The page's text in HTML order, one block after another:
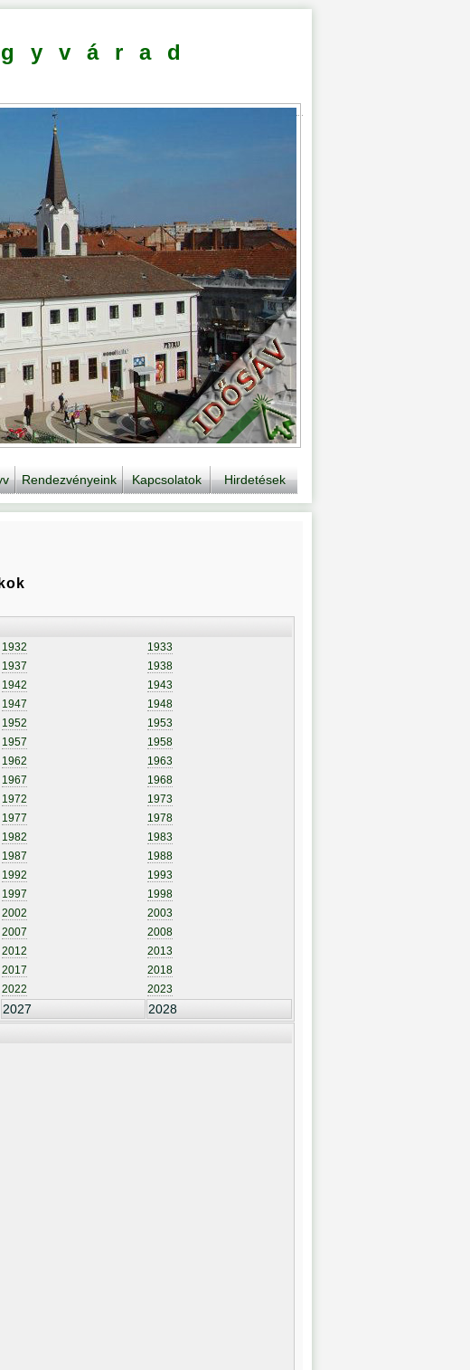
Rendezvényeink Kapcsolatok Hirdetések
1932
1933
1937
1938
1942
1943
1947
1948
1952
1953
1957
1958
1962
1963
1967
1968
1972
1973
1977
1978
1982
1983
1987
1988
1992
1993
1997
1998
2002
2003
2007
2008
2012
2013
2017
2018
2022
2023
2027
2028